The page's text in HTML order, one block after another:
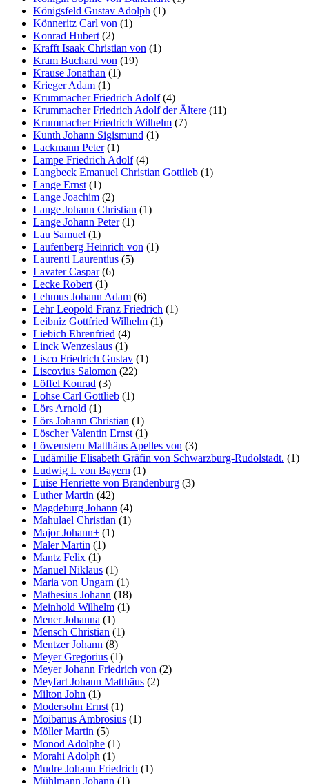
Königsfeld Gustav Adolph (1)
Könneritz Carl von (1)
Konrad Hubert (2)
Krafft Isaak Christian von (1)
Kram Buchard von (19)
Krause Jonathan (1)
Krieger Adam (1)
Krummacher Friedrich Adolf(4)
Krummacher Friedrich Adolf der Ältere (11)
Krummacher Friedrich Wilhelm (7)
Kunth Johann Sigismund (1)
Lackmann Peter(1)
Lampe Friedrich Adolf(4)
Langbeck Emanuel Christian Gottlieb (1)
Lange Ernst (1)
Lange Joachim (2)
Lange Johann Christian (1)
Lange Johann Peter(1)
Lau Samuel (1)
Laufenberg Heinrich von (1)
Laurenti Laurentius (5)
Lavater Caspar(6)
Lecke Robert (1)
Lehmus Johann Adam (6)
Lehr Leopold Franz Friedrich (1)
Leibniz Gottfried Wilhelm (1)
Liebich Ehrenfried (4)
Linck Wenzeslaus (1)
Lisco Friedrich Gustav (1)
Liscovius Salomon (22)
Löffel Konrad (3)
Lohse Carl Gottlieb (1)
Lörs Arnold (1)
Lörs Johann Christian (1)
Löscher Valentin Ernst (1)
Löwenstern Matthäus Apelles von (3)
Ludämilie Elisabeth Gräfin von Schwarzburg-Rudolstadt. (1)
Ludwig I. von Bayern (1)
Luise Henriette von Brandenburg (3)
Luther Martin (42)
Magdeburg Johann (4)
Mahulael Christian (1)
Major Johann+ (1)
Maler Martin (1)
Mantz Felix (1)
Manuel Niklaus (1)
Maria von Ungarn (1)
Mathesius Johann (18)
Meinhold Wilhelm (1)
Mener Johanna (1)
Mensch Christian (1)
Mentzer Johann (8)
Meyer Gregorius (1)
Meyer Johann Friedrich von (2)
Meyfart Johann Matthäus (2)
Milton John (1)
Modersohn Ernst (1)
Moibanus Ambrosius (1)
Möller Martin (5)
Monod Adolphe (1)
Morahi Adolph (1)
Mudre Johann Friedrich (1)
Mühlmann Johann (1)